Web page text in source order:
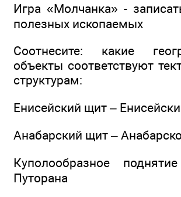
Игра «Молчанка» -
полезных ископаемых
Соотнесите: какие
объекты соответствуют
структурам:
Енисейский щит –
Анабарский щит –
Куполообразное
Путорана